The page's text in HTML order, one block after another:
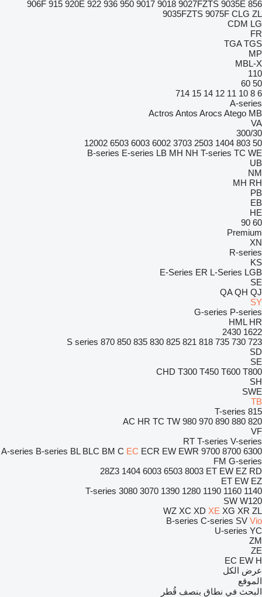
856
906F 915 920E 922 936 950 9017 9018 9027FZTS 9035E
9035FZTS 9075F CLG ZL
CDM LG
FR
TGA TGS
MP
MBL-X
110
50
60
6
8
10
11
12
14
15
714
A-series
Actros Antos Arocs Atego MB
VA
300/30
50
803
1404
2503
3703
6002
6003
6503
12002
B-series E-series LB MH NH T-series TC WE
UB
NM
MH RH
PB
EB
HE
60
90
Premium
XN
R-series
KS
E-Series ER L-Series LGB
SE
QA QH QJ
SY
G-series P-series
HML HR
1622
2430
723
730
735
818
821
825
830
835
850
870
S series
SD
SE
CHD T300 T450 T600 T800
SH
SWE
TB
815
T-series
820
880
890
970
980
AC HR TC TW
VF
RT T-series V-series
6300
8700
9700
A-series B-series BL BLC BM C EC ECR EW EWR
FM G-series
28Z3 1404 6003 6503 8003 ET EW EZ RD
ET EW EZ
1140
1160
1190
1280
1390
3070
3080
T-series
SW W120
WZ XC XD XE XG XR ZL
B-series C-series SV Vio
U-series YC
ZM
ZE
EC EW H
عرض الكل
الموقع
البحث في نطاق بنصف قُطر